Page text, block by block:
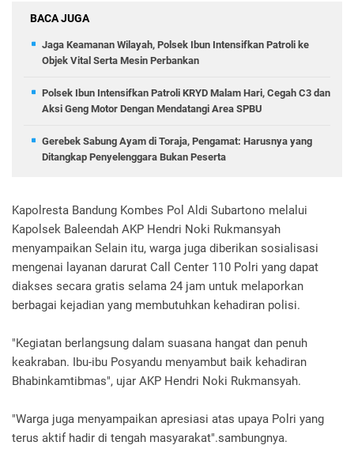
BACA JUGA
Jaga Keamanan Wilayah, Polsek Ibun Intensifkan Patroli ke
Objek Vital Serta Mesin Perbankan
Polsek Ibun Intensifkan Patroli KRYD Malam Hari, Cegah C3 dan
Aksi Geng Motor Dengan Mendatangi Area SPBU
Gerebek Sabung Ayam di Toraja, Pengamat: Harusnya yang
Ditangkap Penyelenggara Bukan Peserta
Kapolresta Bandung Kombes Pol Aldi Subartono melalui
Kapolsek Baleendah AKP Hendri Noki Rukmansyah
menyampaikan Selain itu, warga juga diberikan sosialisasi
mengenai layanan darurat Call Center 110 Polri yang dapat
diakses secara gratis selama 24 jam untuk melaporkan
berbagai kejadian yang membutuhkan kehadiran polisi.
"Kegiatan berlangsung dalam suasana hangat dan penuh
keakraban. Ibu-ibu Posyandu menyambut baik kehadiran
Bhabinkamtibmas", ujar AKP Hendri Noki Rukmansyah.
"Warga juga menyampaikan apresiasi atas upaya Polri yang
terus aktif hadir di tengah masyarakat".sambungnya.